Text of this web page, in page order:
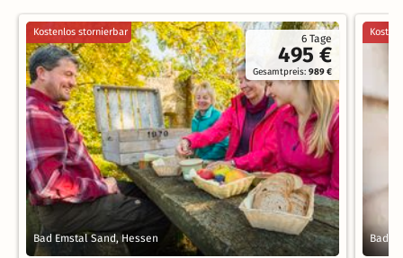
6 Tage
495 €
Gesamtpreis:989 €
Kostenlos stornierbar
Bad Emstal Sand, Hessen Bad